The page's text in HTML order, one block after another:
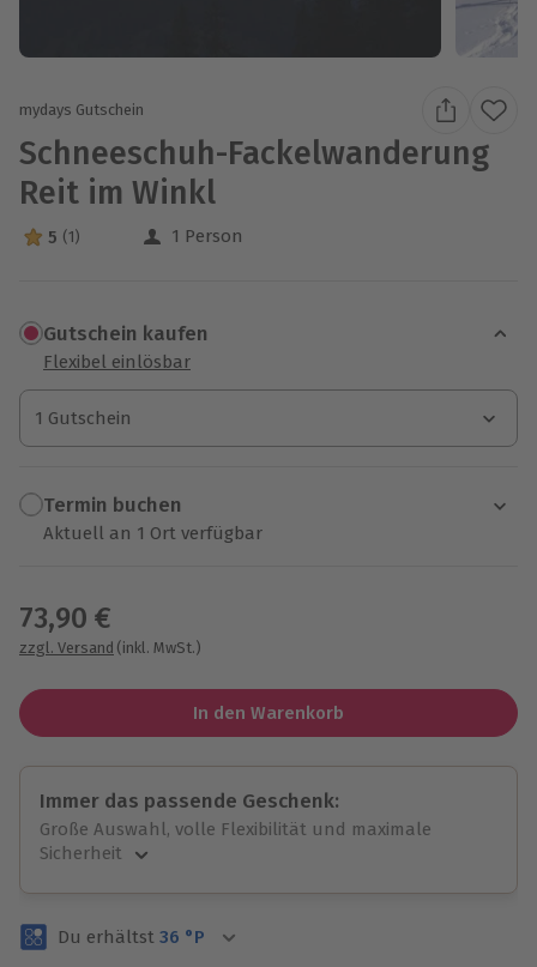
mydays Gutschein
Schneeschuh-Fackelwanderung
Reit im Winkl
5 Sterne von 5 aus 1 Bewertungen
5 (1) 1 Person
Gutschein kaufen
Flexibel einlösbar
1 Gutschein
1 Gutschein
1 Gutschein
Termin buchen
Aktuell an 1 Ort verfügbar
73,90 €
zzgl. Versand (inkl. MwSt.)
In den Warenkorb
Immer das passende Geschenk:
Große Auswahl, volle Flexibilität und maximale
Sicherheit
Volle Flexibilität
Du erhältst 36 °P